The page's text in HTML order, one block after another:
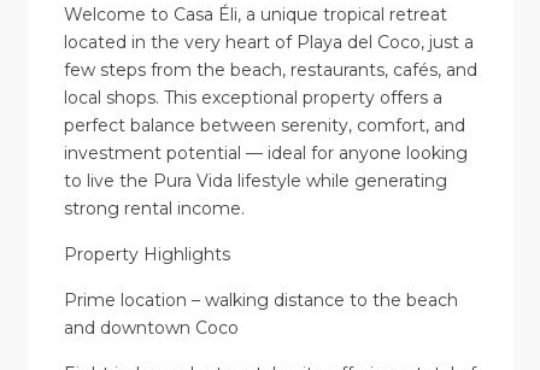
Welcome to Casa Éli, a unique tropical retreat
located in the very heart of Playa del Coco, just a
few steps from the beach, restaurants, cafés, and
local shops. This exceptional property offers a
perfect balance between serenity, comfort, and
investment potential — ideal for anyone looking
to live the Pura Vida lifestyle while generating
strong rental income.
Property Highlights
Prime location – walking distance to the beach
and downtown Coco